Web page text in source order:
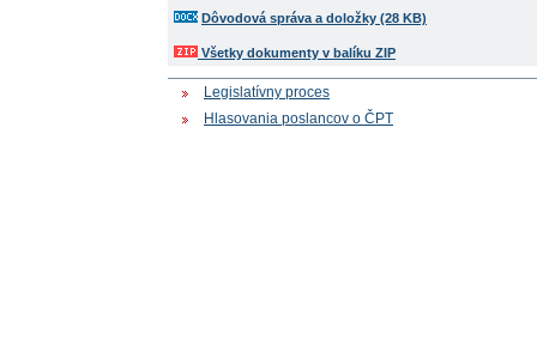
Dôvodová správa a doložky (28 KB)
Všetky dokumenty v balíku ZIP
Legislatívny proces
Hlasovania poslancov o ČPT